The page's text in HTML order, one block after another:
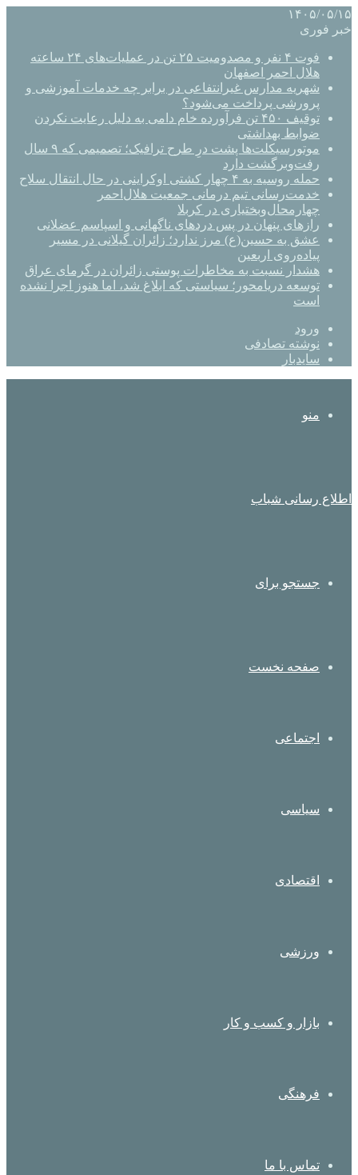
۱۴۰۵/۰۵/۱۵
خبر فوری
فوت ۴ نفر و مصدومیت ۲۵ تن در عملیات‌های ۲۴ ساعته
هلال احمر اصفهان
شهریه مدارس غیرانتفاعی در برابر چه خدمات آموزشی و
پرورشی پرداخت می‌شود؟
توقیف ۴۵۰ تن فرآورده خام دامی به دلیل رعایت نکردن
ضوابط بهداشتی
موتورسیکلت‌ها پشت درِ طرح ترافیک؛ تصمیمی که ۹ سال
رفت‌وبرگشت دارد
حمله روسیه به ۴ چهار کشتی اوکراینی در حال انتقال سلاح
خدمت‌رسانی تیم درمانی جمعیت هلال‌احمر
چهارمحال‌وبختیاری در کربلا
رازهای پنهان در پس دردهای ناگهانی و اسپاسم عضلانی
عشق به حسین(ع) مرز ندارد؛ زائران گیلانی در مسیر
پیاده‌روی اربعین
هشدار نسبت به مخاطرات پوستی زائران در گرمای عراق
توسعه دریامحور؛ سیاستی که ابلاغ شد، اما هنوز اجرا نشده
است
ورود
نوشته تصادفی
سایدبار
منو
اطلاع رسانی شباب
جستجو برای
صفحه نخست
اجتماعی
سیاسی
اقتصادی
ورزشی
بازار و کسب و کار
فرهنگی
تماس با ما